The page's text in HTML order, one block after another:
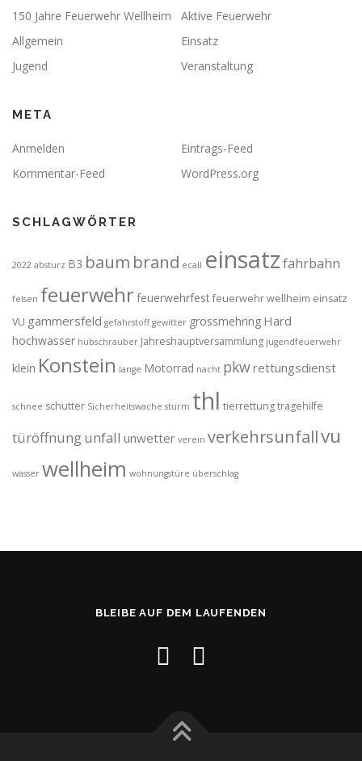
150 Jahre Feuerwehr Wellheim
Aktive Feuerwehr
Allgemein
Einsatz
Jugend
Veranstaltung
META
Anmelden
Eintrags-Feed
Kommentar-Feed
WordPress.org
SCHLAGWÖRTER
2022 absturz B3 baum brand ecall einsatzfahrbahn
felsen feuerwehrfeuerwehrfest feuerwehr wellheim einsatz
VU gammersfeld gefahrstoff gewitter grossmehring Hard
hochwasser hubschrauber Jahreshauptversammlung jugendfeuerwehr
klein Konstein lange Motorrad nacht pkwrettungsdienst
schnee schutter Sicherheitswache sturm thl tierrettungtragehilfe
türöffnungunfall unwetter verein verkehrsunfallvu
wasser wellheim wohnungstüre überschlag
BLEIBE AUF DEM LAUFENDEN